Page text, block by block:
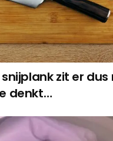
zit er dus
denkt…